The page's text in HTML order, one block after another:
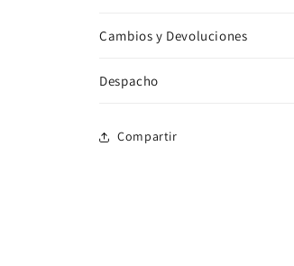
Cambios y Devoluciones
Despacho
Compartir